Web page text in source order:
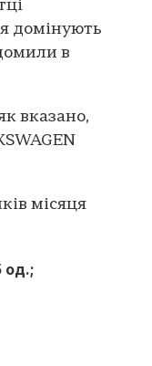
домінують
в
вказано,
місяця
од.;